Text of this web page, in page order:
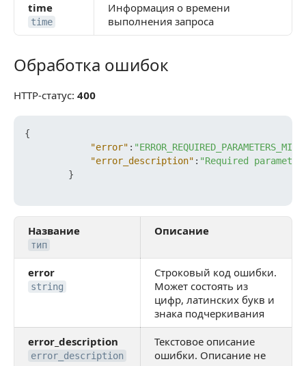
time
time
Информация о времени
выполнения запроса
Обработка ошибок
Обработка ошибок
HTTP-статус: 400
{
"error" :
"error_description" : "Required
}
Название
тип
Описание
error
string
Строковый код ошибки.
Может состоять из
цифр, латинских букв и
знака подчеркивания
error_description
error_description
Текстовое описание
ошибки. Описание не